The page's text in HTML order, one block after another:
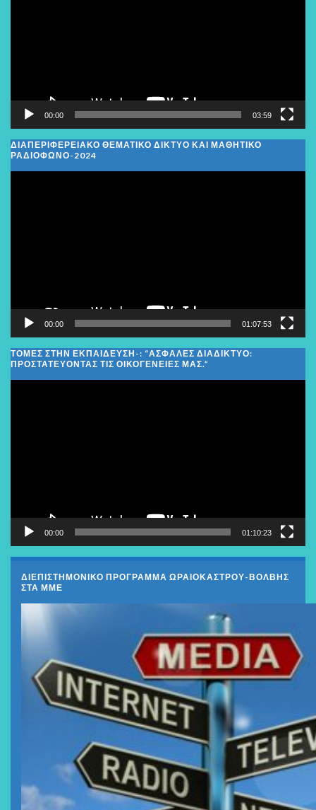
00:00 03:59
ΔΙΑΠΕΡΙΦΕΡΕΙΑΚΌ ΘΕΜΑΤΙΚΌ ΔΊΚΤΥΟ ΚΑΙ ΜΑΘΗΤΙΚΌ
ΡΑΔΙΌΦΩΝΟ-2024
00:00 01:07:53
ΤΟΜΕΣ ΣΤΗΝ ΕΚΠΑΙΔΕΥΣΗ-: “ΑΣΦΑΛΈΣ ΔΙΑΔΊΚΤΥΟ:
ΠΡΟΣΤΑΤΕΎΟΝΤΑΣ ΤΙΣ ΟΙΚΟΓΈΝΕΙΕΣ ΜΑΣ.”
00:00 01:10:23
ΔΙΕΠΙΣΤΗΜΟΝΙΚΟ ΠΡΟΓΡΑΜΜΑ ΩΡΑΙΟΚΑΣΤΡΟΥ-ΒΟΛΒΗΣ
ΣΤΑ ΜΜΕ